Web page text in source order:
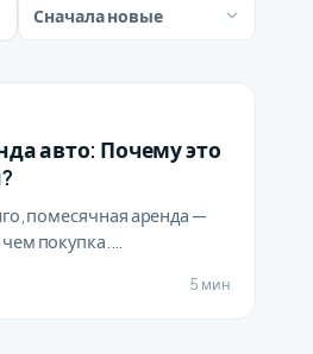
Сначала новые
авто: Почему это
помесячная аренда —
покупка.
5 мин